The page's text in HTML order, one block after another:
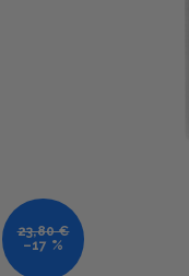
23,80 €
–17 %